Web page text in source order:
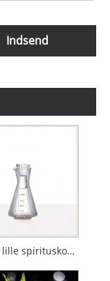
Indsend
Kreativ lille spirituskop i kinesisk stil med gradueret hældningsbeholder